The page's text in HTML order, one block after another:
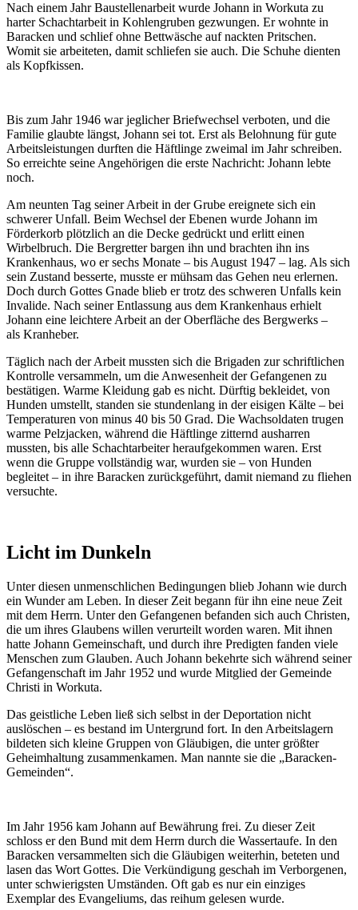
Nach einem Jahr Baustellenarbeit wurde Johann in Workuta zu
harter Schachtarbeit in Kohlengruben gezwungen. Er wohnte in
Baracken und schlief ohne Bettwäsche auf nackten Pritschen.
Womit sie arbeiteten, damit schliefen sie auch. Die Schuhe dienten
als Kopfkissen.
Bis zum Jahr 1946 war jeglicher Briefwechsel verboten, und die
Familie glaubte längst, Johann sei tot. Erst als Belohnung für gute
Arbeitsleistungen durften die Häftlinge zweimal im Jahr schreiben.
So erreichte seine Angehörigen die erste Nachricht: Johann lebte
noch.
Am neunten Tag seiner Arbeit in der Grube ereignete sich ein
schwerer Unfall. Beim Wechsel der Ebenen wurde Johann im
Förderkorb plötzlich an die Decke gedrückt und erlitt einen
Wirbelbruch. Die Bergretter bargen ihn und brachten ihn ins
Krankenhaus, wo er sechs Monate – bis August 1947 – lag. Als sich
sein Zustand besserte, musste er mühsam das Gehen neu erlernen.
Doch durch Gottes Gnade blieb er trotz des schweren Unfalls kein
Invalide. Nach seiner Entlassung aus dem Krankenhaus erhielt
Johann eine leichtere Arbeit an der Oberfläche des Bergwerks –
als Kranheber.
Täglich nach der Arbeit mussten sich die Brigaden zur schriftlichen
Kontrolle versammeln, um die Anwesenheit der Gefangenen zu
bestätigen. Warme Kleidung gab es nicht. Dürftig bekleidet, von
Hunden umstellt, standen sie stundenlang in der eisigen Kälte – bei
Temperaturen von minus 40 bis 50 Grad. Die Wachsoldaten trugen
warme Pelzjacken, während die Häftlinge zitternd ausharren
mussten, bis alle Schachtarbeiter heraufgekommen waren. Erst
wenn die Gruppe vollständig war, wurden sie – von Hunden
begleitet – in ihre Baracken zurückgeführt, damit niemand zu fliehen
versuchte.
Licht im Dunkeln
Unter diesen unmenschlichen Bedingungen blieb Johann wie durch
ein Wunder am Leben. In dieser Zeit begann für ihn eine neue Zeit
mit dem Herrn. Unter den Gefangenen befanden sich auch Christen,
die um ihres Glaubens willen verurteilt worden waren. Mit ihnen
hatte Johann Gemeinschaft, und durch ihre Predigten fanden viele
Menschen zum Glauben. Auch Johann bekehrte sich während seiner
Gefangenschaft im Jahr 1952 und wurde Mitglied der Gemeinde
Christi in Workuta.
Das geistliche Leben ließ sich selbst in der Deportation nicht
auslöschen – es bestand im Untergrund fort. In den Arbeitslagern
bildeten sich kleine Gruppen von Gläubigen, die unter größter
Geheimhaltung zusammenkamen. Man nannte sie die „Baracken-
Gemeinden“.
Im Jahr 1956 kam Johann auf Bewährung frei. Zu dieser Zeit
schloss er den Bund mit dem Herrn durch die Wassertaufe. In den
Baracken versammelten sich die Gläubigen weiterhin, beteten und
lasen das Wort Gottes. Die Verkündigung geschah im Verborgenen,
unter schwierigsten Umständen. Oft gab es nur ein einziges
Exemplar des Evangeliums, das reihum gelesen wurde.